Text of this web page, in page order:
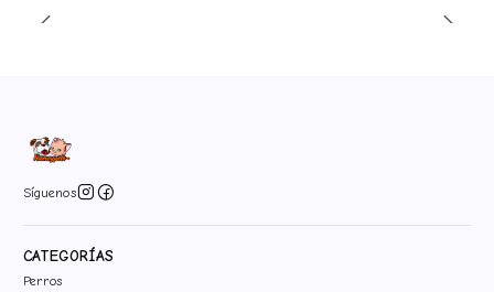
Síguenos
CATEGORÍAS
Perros